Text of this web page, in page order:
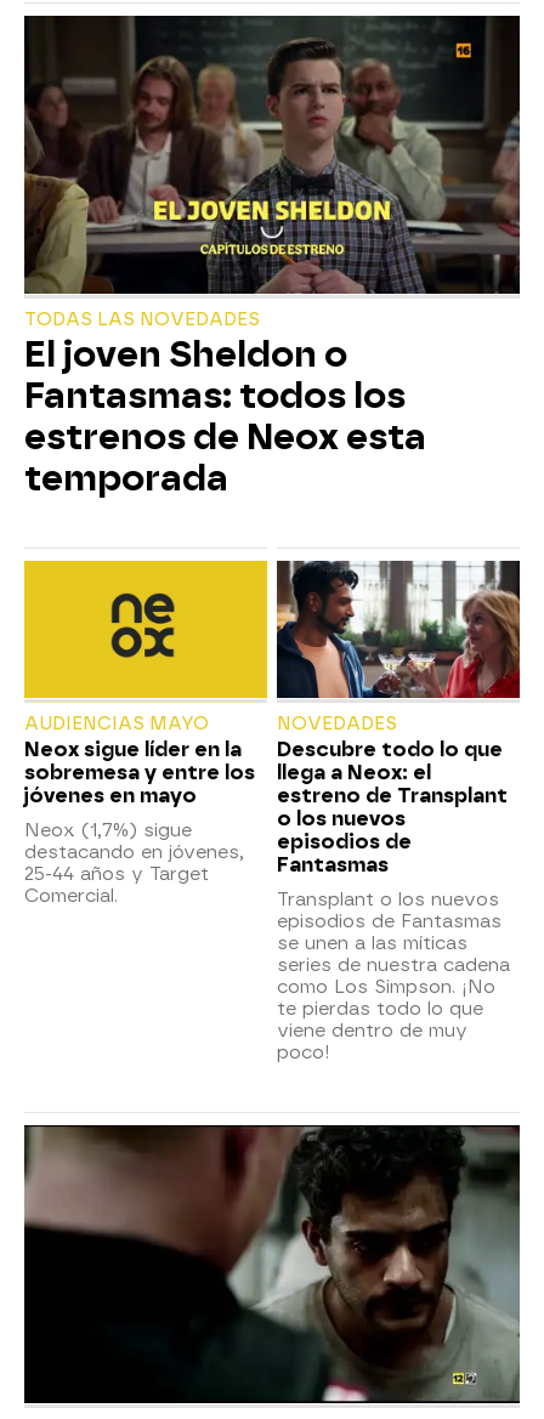
TODAS LAS NOVEDADES
El joven Sheldon o
Fantasmas: todos los
estrenos de Neox esta
temporada
AUDIENCIAS MAYO
Neox sigue líder en la
sobremesa y entre los
jóvenes en mayo
Neox (1,7%) sigue
destacando en jóvenes,
25-44 años y Target
Comercial.
NOVEDADES
Descubre todo lo que
llega a Neox: el
estreno de Transplant
o los nuevos
episodios de
Fantasmas
Transplant o los nuevos
episodios de Fantasmas
se unen a las míticas
series de nuestra cadena
como Los Simpson. ¡No
te pierdas todo lo que
viene dentro de muy
poco!